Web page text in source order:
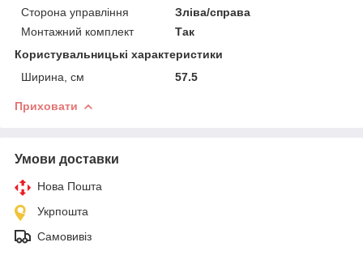
Сторона управління
Зліва/справа
Монтажний комплект
Так
Користувальницькі характеристики
Ширина, см
57.5
Приховати
Умови доставки
Нова Пошта
Укрпошта
Самовивіз